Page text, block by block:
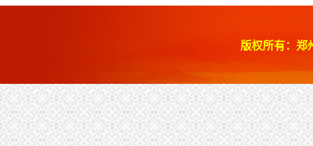
版权所有：郑